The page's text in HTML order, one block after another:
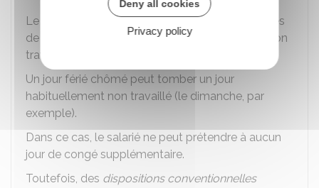
Le salarié n'est pas obligé de récupérer les heures
de travail non effectuées pendant un jour férié non
travaillé.
Un jour férié chômé peut tomber un jour
habituellement non travaillé (le dimanche, par
exemple).
Dans ce cas, le salarié ne peut prétendre à aucun
jour de congé supplémentaire.
Toutefois, des dispositions conventionnelles
Deny all cookies
Privacy policy